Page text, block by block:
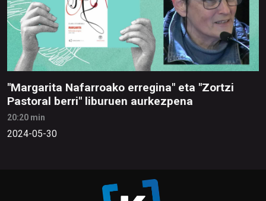
"Margarita Nafarroako erregina" eta "Zortzi
Pastoral berri" liburuen aurkezpena
20:20 min
2024-05-30